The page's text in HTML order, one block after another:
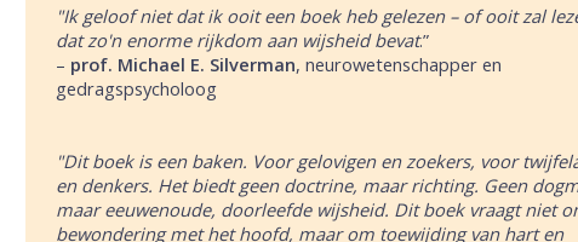
"Ik geloof niet dat ik ooit een boek heb gelezen – of ooit zal
dat zo'n enorme rijkdom aan wijsheid bevat.”
– prof. Michael E. Silverman, neurowetenschapper en
gedragspsycholoog
"Dit boek is een baken. Voor gelovigen en zoekers, voor
en denkers. Het biedt geen doctrine, maar richting. Geen
maar eeuwenoude, doorleefde wijsheid. Dit boek vraagt niet
bewondering met het hoofd, maar om toewijding van hart en